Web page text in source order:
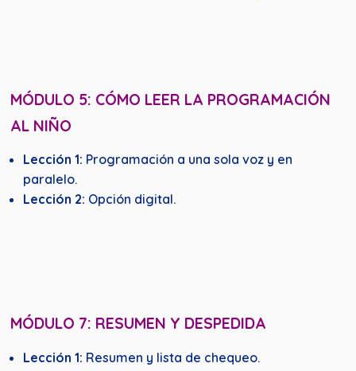
MÓDULO 5: CÓMO LEER LA PROGRAMACIÓN
AL NIÑO
Lección 1: Programación a una sola voz y en
paralelo.
Lección 2: Opción digital.
MÓDULO 7: RESUMEN Y DESPEDIDA
Lección 1: Resumen y lista de chequeo.